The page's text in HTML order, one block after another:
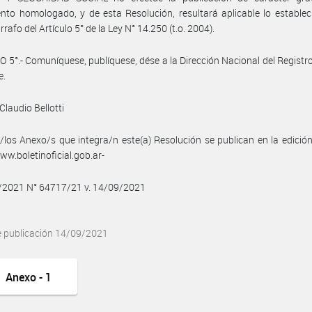
homologado, y de esta Resolución, resultará aplicable lo
del Artículo 5° de la Ley N° 14.250 (t.o. 2004).
5°.- Comuníquese, publíquese, dése a la Dirección Nacional del
Bellotti
los Anexo/s que integra/n este(a) Resolución se publican en la
N° 64717/21 v. 14/09/2021
publicación 14/09/2021
Anexo - 1